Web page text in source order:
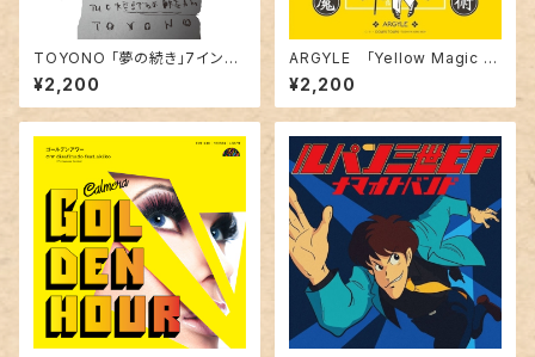
TOYONO 「夢の続き」7インチ
アナログ
¥2,200
ARGYLE 「Yellow Magic C
arnival / Down Town(Toshi
¥2,200